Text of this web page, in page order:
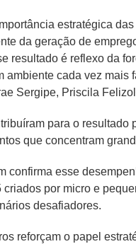
estratégica
da geração de
resultado é reflexo da
ambiente cada vez
Sergipe, Priscila
para o
que concentram
confirma esse
por micro e
desafiadores.
reforçam o papel